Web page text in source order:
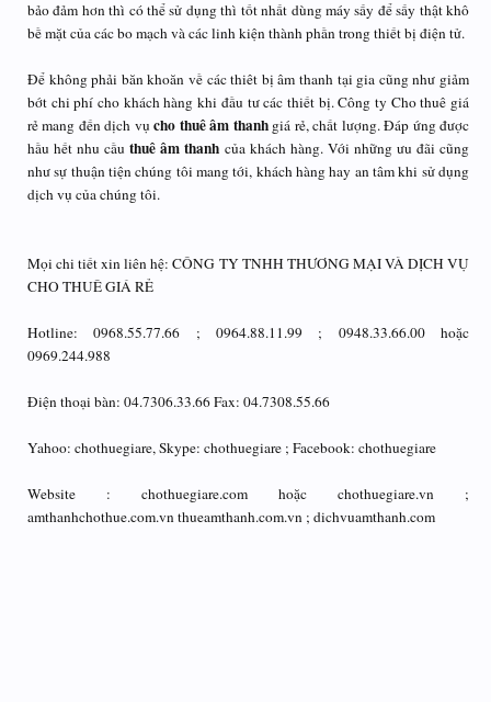
bảo đảm hơn thì có thể sử dụng thì tốt nhất dùng máy sấy để sấy thật khô
bề mặt của các bo mạch và các linh kiện thành phần trong thiết bị điện tử.
Để không phải băn khoăn về các thiêt bị âm thanh tại gia cũng như giảm
bớt chi phí cho khách hàng khi đầu tư các thiết bị. Công ty Cho thuê giá
rẻ mang đến dịch vụcho thuê âm thanhgiá rẻ, chất lượng. Đáp ứng được
hầu hết nhu cầuthuê âm thanh của khách hàng. Với những ưu đãi cũng
như sự thuận tiện chúng tôi mang tới, khách hàng hay an tâm khi sử dụng
dịch vụ của chúng tôi.
Mọi chi tiết xin liên hệ: CÔNG TY TNHH THƯƠNG MẠI VÀ DỊCH VỤ
CHO THUÊ GIÁ RẺ
Hotline: 0968.55.77.66 ; 0964.88.11.99 ; 0948.33.66.00 hoặc
0969.244.988
Điện thoại bàn: 04.7306.33.66 Fax: 04.7308.55.66
Yahoo: chothuegiare, Skype: chothuegiare ; Facebook: chothuegiare
Website : chothuegiare.com hoặc chothuegiare.vn ;
amthanhchothue.com.vn thueamthanh.com.vn ; dichvuamthanh.com